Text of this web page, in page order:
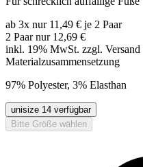
ab 3x nur 11,49 € je 2 Paar
2 Paar nur 12,69 €
inkl. 19% MwSt. zzgl. Versand
Materialzusammensetzung
97% Polyester, 3% Elasthan
unisize 14 verfügbar
Bitte Größe wählen